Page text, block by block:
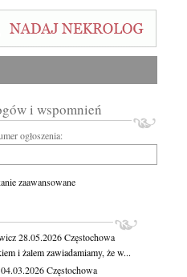
i wspomnień
ogłoszenia:
zaawansowane
28.05.2026Częstochowa
i żalem zawiadamiamy, że w...
04.03.2026Częstochowa